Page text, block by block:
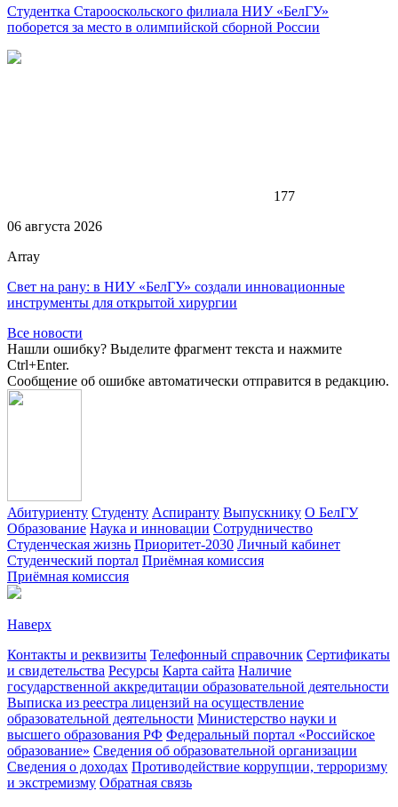
Студентка Старооскольского филиала НИУ «БелГУ»
поборется за место в олимпийской сборной России
177
06 августа 2026
Array
Свет на рану: в НИУ «БелГУ» создали инновационные
инструменты для открытой хирургии
Все новости
Нашли ошибку? Выделите фрагмент текста и нажмите
Ctrl+Enter.
Сообщение об ошибке автоматически отправится в редакцию.
Абитуриенту Студенту Аспиранту Выпускнику О БелГУ
Образование Наука и инновации Сотрудничество
Студенческая жизнь Приоритет-2030 Личный кабинет
Студенческий портал Приёмная комиссия
Приёмная комиссия
Наверх
Контакты и реквизиты Телефонный справочник Сертификаты
и свидетельства Ресурсы Карта сайта Наличие
государственной аккредитации образовательной деятельности
Выписка из реестра лицензий на осуществление
образовательной деятельности Министерствo науки и
высшего образования РФ Федеральный портал «Российское
образование» Сведения об образовательной организации
Сведения о доходах Противодействие коррупции, терроризму
и экстремизму Обратная связь